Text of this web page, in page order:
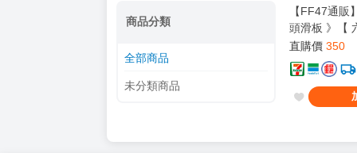
商品分類
全部商品
未分類商品
【FF47通販
頭滑板 》【
ブルアカ /
ヨコ / 便利
直購價 350